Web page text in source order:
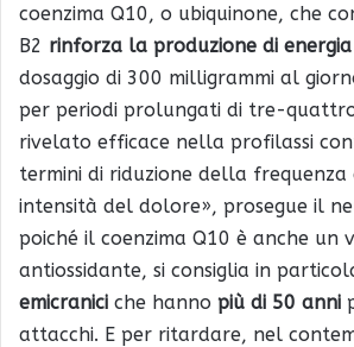
coenzima Q10, o ubiquinone, che
B2 rinforza la produzione di
dosaggio di 300 milligrammi al
per periodi prolungati di tre-quattro
rivelato efficace nella profilassi
termini di riduzione della
intensità del dolore», prosegue il
poiché il coenzima Q10 è anche un
antiossidante, si consiglia in
emicranici che hanno più di 50 anni
attacchi. E per ritardare, nel